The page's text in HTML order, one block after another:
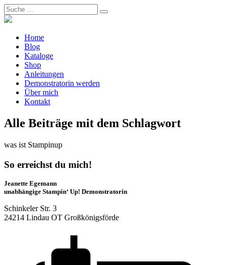
Home
Blog
Kataloge
Shop
Anleitungen
Demonstratorin werden
Über mich
Kontakt
Alle Beiträge mit dem Schlagwort
was ist Stampinup
So erreichst du mich!
Jeanette Egemann
unabhängige Stampin‘ Up! Demonstratorin
Schinkeler Str. 3
24214 Lindau OT Großkönigsförde